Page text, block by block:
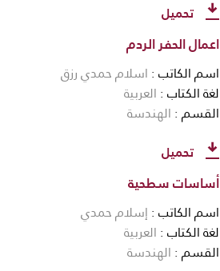
تحميل
اعمال الحفر الردم
اسم الكاتب اسلام حمدي رزق
لغة الكتاب العربية
القسم الهندسة
تحميل
أساسات سطحية
اسم الكاتب إسلام حمدي
لغة الكتاب العربية
القسم الهندسة